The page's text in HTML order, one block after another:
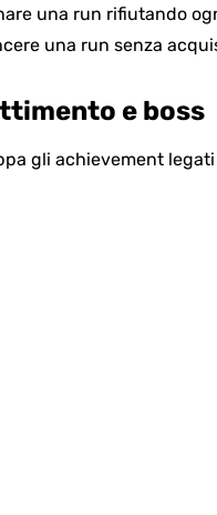
una run rifiutando
una run senza
e boss
gli achievement